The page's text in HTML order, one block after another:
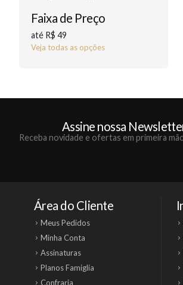
Faixa de Preço
até R$ 49
Veja todas as opções
Assine nossa
Receba novidade e ofertas em primeira
Área do Cliente
Meus Pedidos
Minha Conta
Assinaturas
Planos Famiglia
Confraria